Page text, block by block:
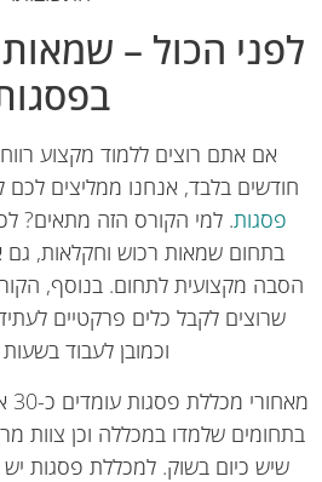
הכול – שמאות
בפסגות
אם אתם רוצים ללמוד מקצוע רווחי
בלבד, אנחנו ממליצים לכם
פסגות. למי הקורס הזה מתאים? לכל
בתחום שמאות רכוש וחקלאות, גם
מקצועית לתחום. בנוסף, הקורס
שרוצים לקבל כלים פרקטיים לעתיד,
וכמובן לעבוד בשעות
מאחורי
שלמדו במכללה וכן צוות מרצים
שיש כיום בשוק. למכללת פסגות יש